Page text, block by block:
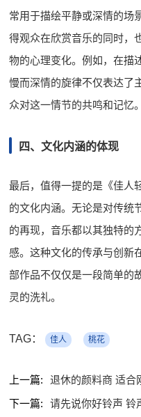
常用于描绘平静或深情的场
得观众在欣赏音乐的同时，
物的心理变化。例如，在描
慢而深情的旋律不仅表达了
众对这一情节的共鸣和记忆。
四、文化内涵的体现
最后，值得一提的是《佳人
的文化内涵。无论是对传统
的再现，音乐都以其独特的
感。这种文化的传承与创新
部作品不仅仅是一段简单的
灵的洗礼。
TAG： 佳人 桃花
上一篇:
退休的颜料商 适合
下一篇:
请先说你好铃声 铃